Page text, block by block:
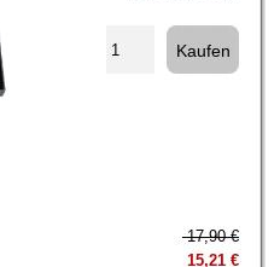
17,90 €
15,21 €